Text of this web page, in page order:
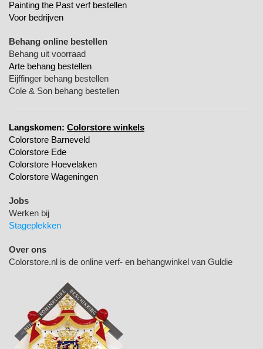
Painting the Past verf bestellen
Voor bedrijven
Behang online bestellen
Behang uit voorraad
Arte behang bestellen
Eijffinger behang bestellen
Cole & Son behang bestellen
Langskomen: Colorstore winkels
Colorstore Barneveld
Colorstore Ede
Colorstore Hoevelaken
Colorstore Wageningen
Jobs
Werken bij
Stageplekken
Over ons
Colorstore.nl is de online verf- en behangwinkel van Guldie